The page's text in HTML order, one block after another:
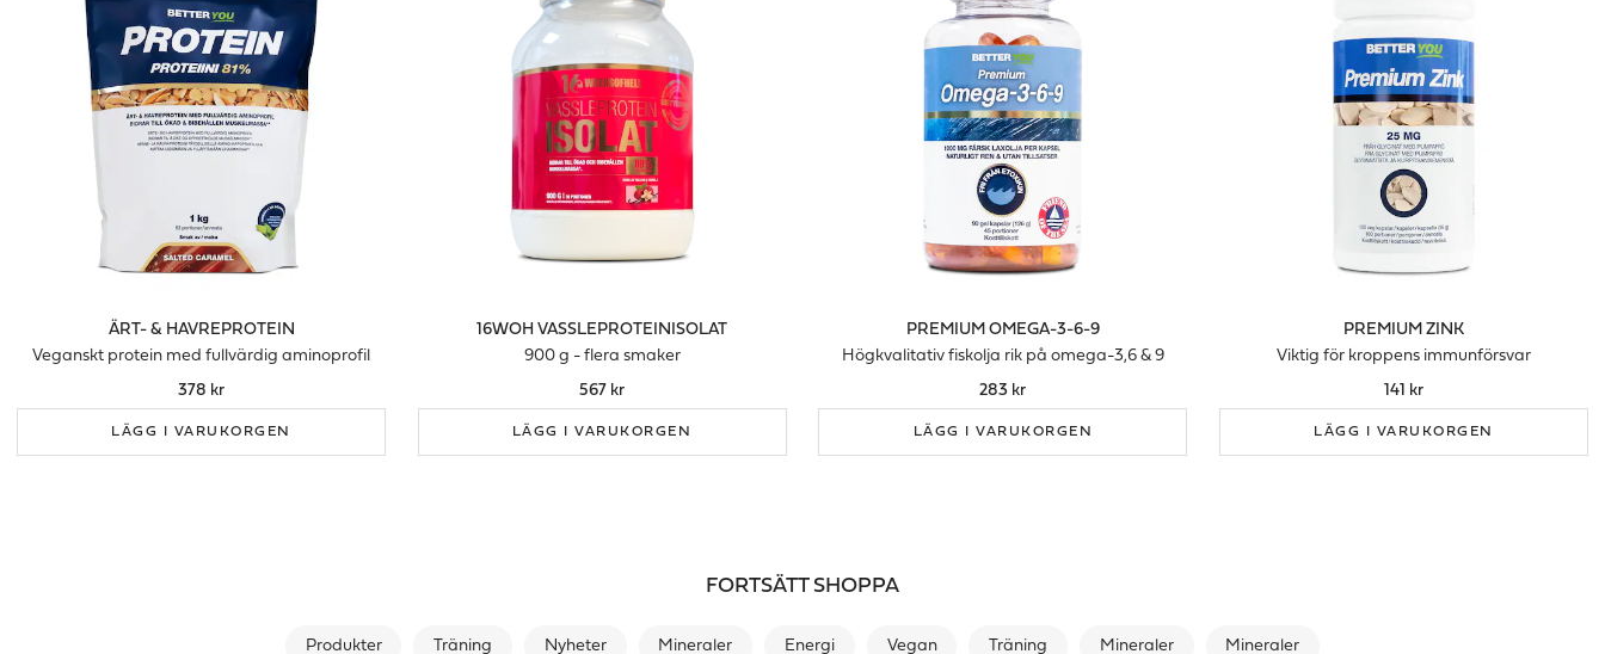
ÄRT- & HAVREPROTEIN
Veganskt protein med fullvärdig aminoprofil
378 kr
LÄGG I VARUKORGEN
16WOH VASSLEPROTEINISOLAT
900 g - flera smaker
567 kr
LÄGG I VARUKORGEN
PREMIUM OMEGA-3-6-9
Högkvalitativ fiskolja rik på omega-3,6 & 9
283 kr
LÄGG I VARUKORGEN
PREMIUM ZINK
Viktig för kroppens immunförsvar
141 kr
LÄGG I VARUKORGEN
FORTSÄTT SHOPPA
Produkter Träning Nyheter Mineraler Energi Vegan Träning Mineraler Mineraler